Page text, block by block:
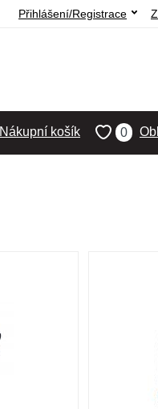
Přihlášení/Registrace
0
Nákupní košík